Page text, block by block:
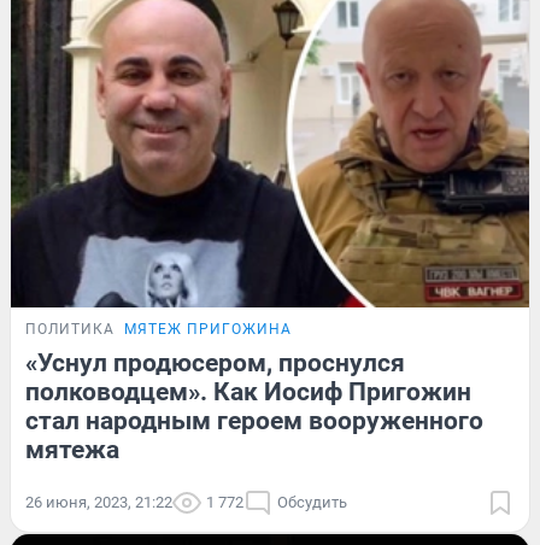
ПОЛИТИКА МЯТЕЖ ПРИГОЖИНА
«Уснул продюсером, проснулся
полководцем». Как Иосиф Пригожин
стал народным героем вооруженного
мятежа
26 июня, 2023, 21:22 1 772 Обсудить